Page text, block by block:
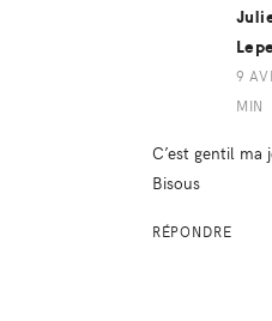
9
MIN
C’est gentil ma
Bisous
RÉPONDRE